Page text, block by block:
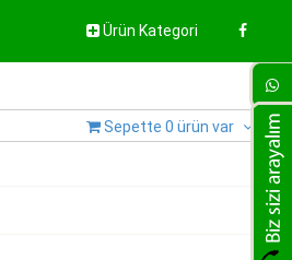
Ürün Kategori
Sepette 0 ürün var